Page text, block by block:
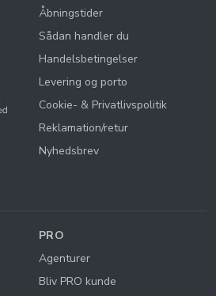
Åbningstider
Sådan handler du
Handelsbetingelser
Levering og porto
Cookie- & Privatlivspolitik
Reklamation/retur
Nyhedsbrev
PRO
Agenturer
Bliv PRO kunde